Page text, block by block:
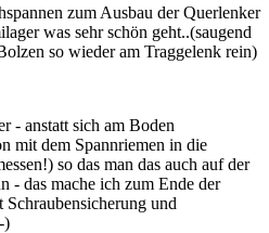
zum Ausbau der Querlenker
was sehr schön geht..(saugend
so wieder am Traggelenk rein)
- anstatt sich am Boden
mit dem Spannriemen in die
so das man das auch auf der
- das mache ich zum Ende der
und
)